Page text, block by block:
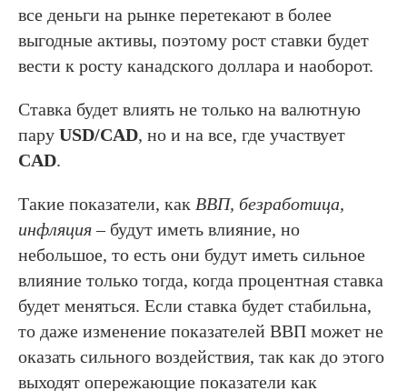
все деньги на рынке перетекают в более
выгодные активы, поэтому рост ставки будет
вести к росту канадского доллара и наоборот.
Ставка будет влиять не только на валютную
пару USD/CAD, но и на все, где участвует
CAD.
Такие показатели, как ВВП, безработица,
инфляция– будут иметь влияние, но
небольшое, то есть они будут иметь сильное
влияние только тогда, когда процентная ставка
будет меняться. Если ставка будет стабильна,
то даже изменение показателей ВВП может не
оказать сильного воздействия, так как до этого
выходят опережающие показатели как